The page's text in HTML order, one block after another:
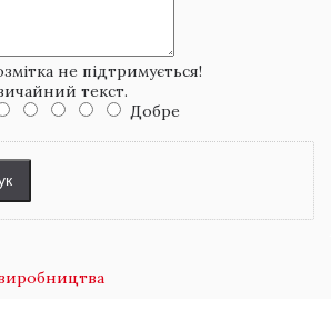
не підтримується!
текст.
Добре